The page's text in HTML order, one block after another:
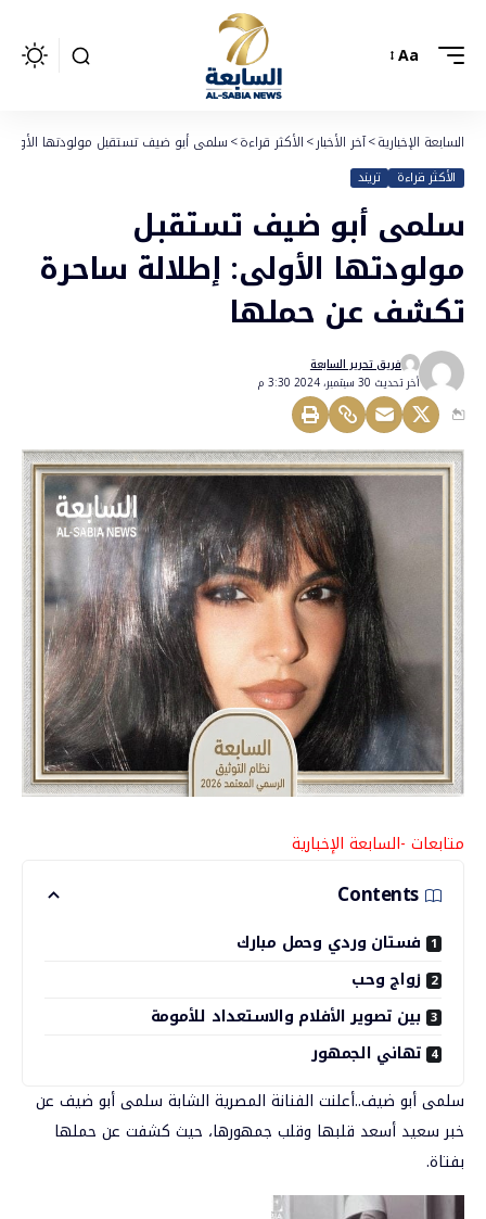
Aa
السابعة الإخبارية>آخر الأخبار>الأكثر قراءة>سلمى أبو ضيف تستقبل مولودتها
الأكثر قراءة تريند
سلمى أبو ضيف تستقبل
مولودتها الأولى: إطلالة ساحرة
تكشف عن حملها
أخر تحديث 30 سبتمبر، 2024 3:30 م
فريق تحرير السابعة
متابعات -السابعة الإخبارية
Contents
فستان وردي وحمل مبارك
زواج وحب
بين تصوير الأفلام والاستعداد للأمومة
تهاني الجمهور
سلمى أبو ضيف..أعلنت الفنانة المصرية الشابة سلمى أبو ضيف عن
خبر سعيد أسعد قلبها وقلب جمهورها، حيث كشفت عن حملها
بفتاة.